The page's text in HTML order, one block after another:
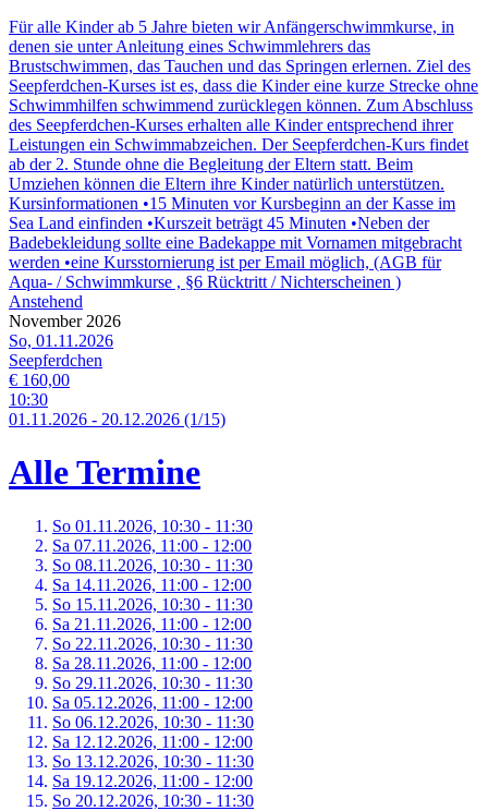
Für alle Kinder ab 5 Jahre bieten wir Anfängerschwimmkurse, in
denen sie unter Anleitung eines Schwimmlehrers das
Brustschwimmen, das Tauchen und das Springen erlernen. Ziel des
Seepferdchen-Kurses ist es, dass die Kinder eine kurze Strecke ohne
Schwimmhilfen schwimmend zurücklegen können. Zum Abschluss
des Seepferdchen-Kurses erhalten alle Kinder entsprechend ihrer
Leistungen ein Schwimmabzeichen. Der Seepferdchen-Kurs findet
ab der 2. Stunde ohne die Begleitung der Eltern statt. Beim
Umziehen können die Eltern ihre Kinder natürlich unterstützen.
Kursinformationen •15 Minuten vor Kursbeginn an der Kasse im
Sea Land einfinden •Kurszeit beträgt 45 Minuten •Neben der
Badebekleidung sollte eine Badekappe mit Vornamen mitgebracht
werden •eine Kursstornierung ist per Email möglich, (AGB für
Aqua- / Schwimmkurse , §6 Rücktritt / Nichterscheinen )
Anstehend
November 2026
So, 01.11.2026
Seepferdchen
€ 160,00
10:30
01.11.2026 - 20.12.2026 (1/15)
Alle Termine
So 01.11.2026, 10:30 - 11:30
Sa 07.11.2026, 11:00 - 12:00
So 08.11.2026, 10:30 - 11:30
Sa 14.11.2026, 11:00 - 12:00
So 15.11.2026, 10:30 - 11:30
Sa 21.11.2026, 11:00 - 12:00
So 22.11.2026, 10:30 - 11:30
Sa 28.11.2026, 11:00 - 12:00
So 29.11.2026, 10:30 - 11:30
Sa 05.12.2026, 11:00 - 12:00
So 06.12.2026, 10:30 - 11:30
Sa 12.12.2026, 11:00 - 12:00
So 13.12.2026, 10:30 - 11:30
Sa 19.12.2026, 11:00 - 12:00
So 20.12.2026, 10:30 - 11:30